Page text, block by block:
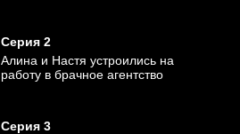
Серия 2
Алина и Настя устроились на
работу в брачное агентство
Серия 3